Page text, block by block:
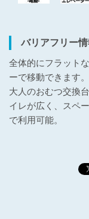
バリアフリー情
全体的にフラット
ーで移動できます。
大人のおむつ交換
イレが広く、スペ
で利用可能。